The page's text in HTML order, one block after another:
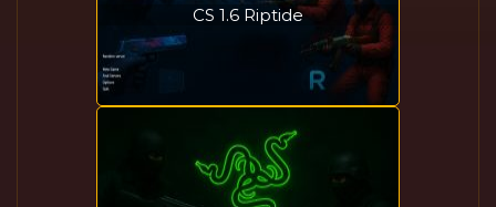
CS 1.6 Riptide